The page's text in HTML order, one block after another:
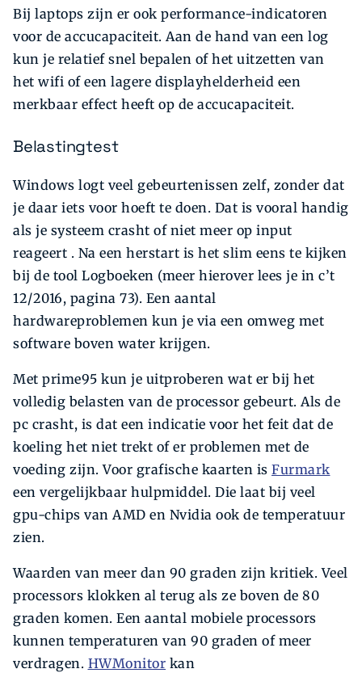
Bij laptops zijn er ook performance-indicatoren
voor de accucapaciteit. Aan de hand van een log
kun je relatief snel bepalen of het uitzetten van
het wifi of een lagere displayhelderheid een
merkbaar effect heeft op de accucapaciteit.
Belastingtest
Windows logt veel gebeurtenissen zelf, zonder dat
je daar iets voor hoeft te doen. Dat is vooral handig
als je systeem crasht of niet meer op input
reageert . Na een herstart is het slim eens te kijken
bij de tool Logboeken (meer hierover lees je in c’t
12/2016, pagina 73). Een aantal
hardwareproblemen kun je via een omweg met
software boven water krijgen.
Met prime95 kun je uitproberen wat er bij het
volledig belasten van de processor gebeurt. Als de
pc crasht, is dat een indicatie voor het feit dat de
koeling het niet trekt of er problemen met de
voeding zijn. Voor grafische kaarten is Furmark
een vergelijkbaar hulpmiddel. Die laat bij veel
gpu-chips van AMD en Nvidia ook de temperatuur
zien.
Waarden van meer dan 90 graden zijn kritiek. Veel
processors klokken al terug als ze boven de 80
graden komen. Een aantal mobiele processors
kunnen temperaturen van 90 graden of meer
verdragen. HWMonitor kan